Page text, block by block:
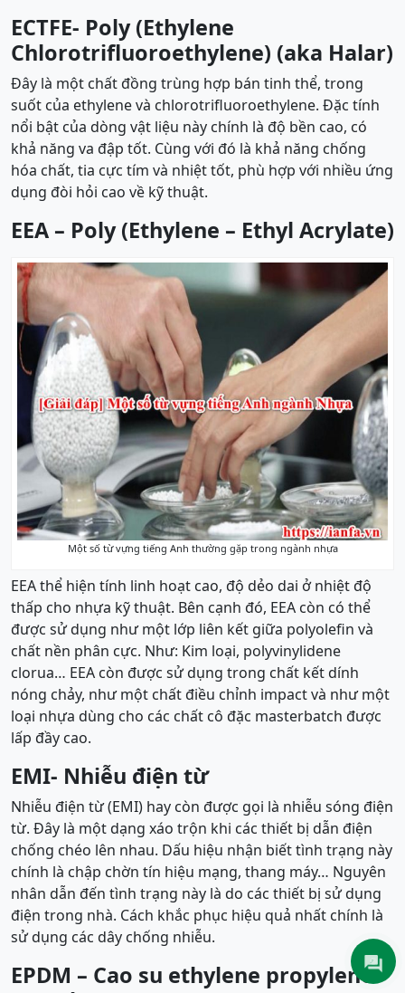
ECTFE- Poly (Ethylene
Chlorotrifluoroethylene) (aka Halar)
Đây là một chất đồng trùng hợp bán tinh thể, trong
suốt của ethylene và chlorotrifluoroethylene. Đặc tính
nổi bật của dòng vật liệu này chính là độ bền cao, có
khả năng va đập tốt. Cùng với đó là khả năng chống
hóa chất, tia cực tím và nhiệt tốt, phù hợp với nhiều ứng
dụng đòi hỏi cao về kỹ thuật.
EEA – Poly (Ethylene – Ethyl Acrylate)
Một số từ vựng tiếng Anh thường gặp trong ngành nhựa
EEA thể hiện tính linh hoạt cao, độ dẻo dai ở nhiệt độ
thấp cho nhựa kỹ thuật. Bên cạnh đó, EEA còn có thể
được sử dụng như một lớp liên kết giữa polyolefin và
chất nền phân cực. Như: Kim loại, polyvinylidene
clorua… EEA còn được sử dụng trong chất kết dính
nóng chảy, như một chất điều chỉnh impact và như một
loại nhựa dùng cho các chất cô đặc masterbatch được
lấp đầy cao.
EMI- Nhiễu điện từ
Nhiễu điện từ (EMI) hay còn được gọi là nhiễu sóng điện
từ. Đây là một dạng xáo trộn khi các thiết bị dẫn điện
chống chéo lên nhau. Dấu hiệu nhận biết tình trạng này
chính là chập chờn tín hiệu mạng, thang máy… Nguyên
nhân dẫn đến tình trạng này là do các thiết bị sử dụng
điện trong nhà. Cách khắc phục hiệu quả nhất chính là
sử dụng các dây chống nhiễu.
EPDM – Cao su ethylene propylene